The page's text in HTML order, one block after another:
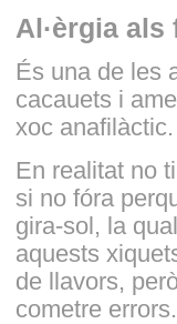
Al·èrgia
És una de les
cacauets i
xoc anafilàctic.
En realitat no
si no fóra
gira-sol, la
aquests
de llavors,
cometre errors.